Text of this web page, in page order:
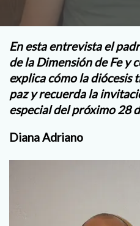
En esta entrevista el
de la Dimensión de Fe y
explica cómo la diócesis
paz y recuerda la
especial del próximo 28
Diana Adriano